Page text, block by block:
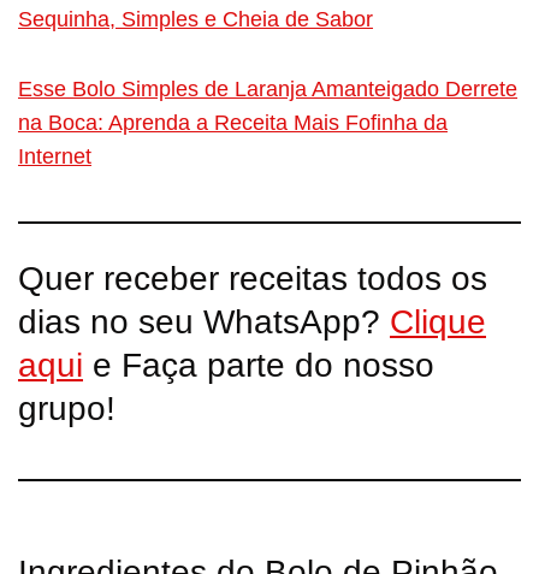
Sequinha, Simples e Cheia de Sabor
Esse Bolo Simples de Laranja Amanteigado Derrete
na Boca: Aprenda a Receita Mais Fofinha da
Internet
Quer receber receitas todos os
dias no seu WhatsApp? Clique
aqui e Faça parte do nosso
grupo!